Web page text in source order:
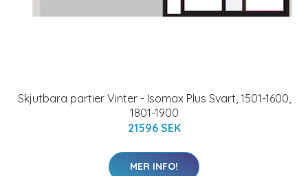
Skjutbara partier Vinter - Isomax Plus Svart, 1501-1600,
1801-1900
21596 SEK
MER INFO!